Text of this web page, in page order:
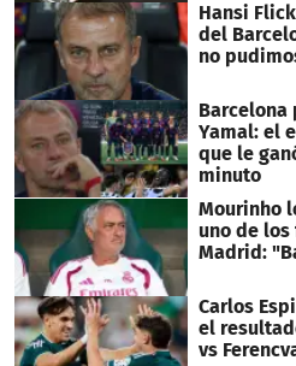
Hansi
del
no
Yamal: el
que le
minuto
Mourinho
uno de
Madrid:
Carlos
el
vs